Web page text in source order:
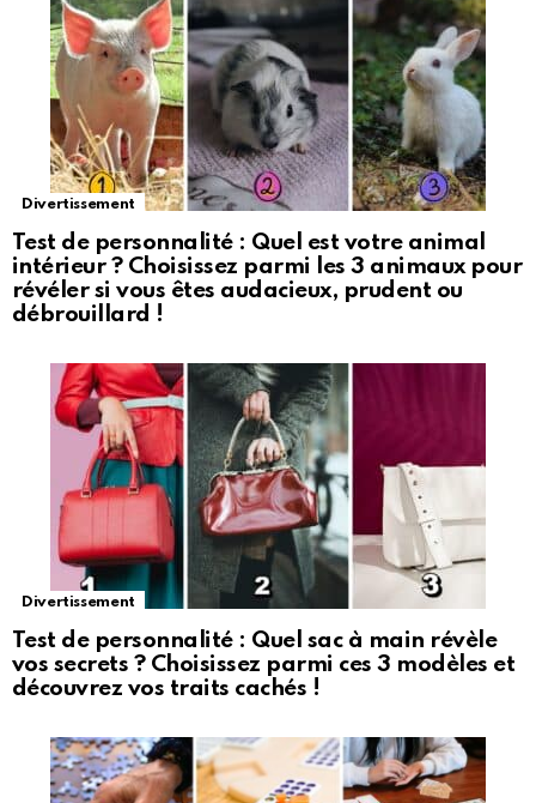
Divertissement
Test de personnalité : Quel est votre animal
intérieur ? Choisissez parmi les 3 animaux pour
révéler si vous êtes audacieux, prudent ou
débrouillard !
Divertissement
Test de personnalité : Quel sac à main révèle
vos secrets ? Choisissez parmi ces 3 modèles et
découvrez vos traits cachés !